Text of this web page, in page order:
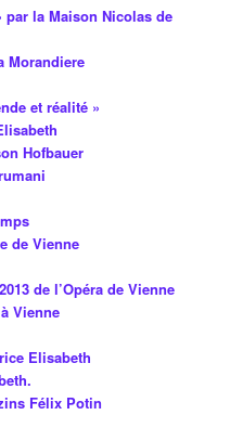
par la Maison Nicolas de
Morandiere
et réalité »
Hofbauer
de Vienne
de l’Opéra de Vienne
Vienne
Elisabeth
Félix Potin